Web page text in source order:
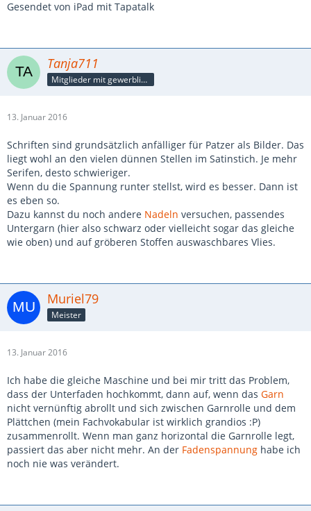
Gesendet von iPad mit Tapatalk
Tanja711
Mitglieder mit gewerblicher Verbindung, auch als Mitarbeiter/in
13. Januar 2016
Schriften sind grundsätzlich anfälliger für Patzer als Bilder. Das
liegt wohl an den vielen dünnen Stellen im Satinstich. Je mehr
Serifen, desto schwieriger.
Wenn du die Spannung runter stellst, wird es besser. Dann ist
es eben so.
Dazu kannst du noch andere Nadeln versuchen, passendes
Untergarn (hier also schwarz oder vielleicht sogar das gleiche
wie oben) und auf gröberen Stoffen auswaschbares Vlies.
Muriel79
Meister
13. Januar 2016
Ich habe die gleiche Maschine und bei mir tritt das Problem,
dass der Unterfaden hochkommt, dann auf, wenn das Garn
nicht vernünftig abrollt und sich zwischen Garnrolle und dem
Plättchen (mein Fachvokabular ist wirklich grandios :P)
zusammenrollt. Wenn man ganz horizontal die Garnrolle legt,
passiert das aber nicht mehr. An der Fadenspannung habe ich
noch nie was verändert.